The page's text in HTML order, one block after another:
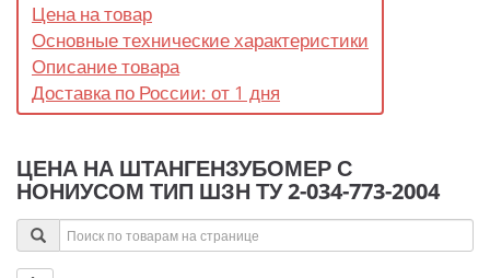
Цена на товар
Основные технические характеристики
Описание товара
Доставка по России: от 1 дня
ЦЕНА НА ШТАНГЕНЗУБОМЕР С
НОНИУСОМ ТИП ШЗН ТУ 2-034-773-2004